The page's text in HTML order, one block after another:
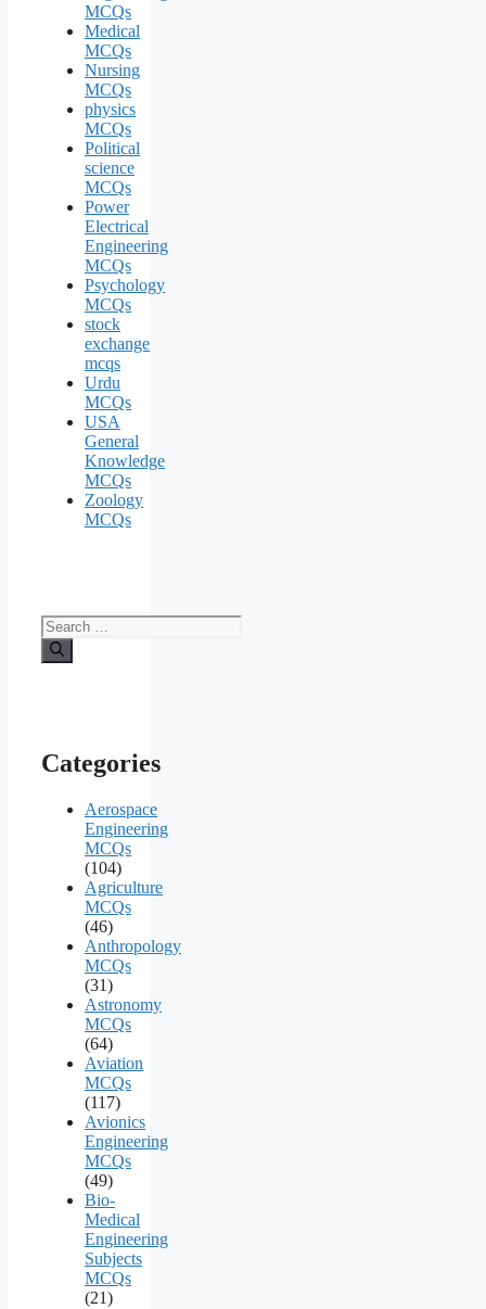
MCQs
Medical
MCQs
Nursing
MCQs
physics
MCQs
Political
science
MCQs
Power
Electrical
Engineering
MCQs
Psychology
MCQs
stock
exchange
mcqs
Urdu
MCQs
USA
General
Knowledge
MCQs
Zoology
MCQs
Search
for:
Categories
Aerospace
Engineering
MCQs
(104)
Agriculture
MCQs
(46)
Anthropology
MCQs
(31)
Astronomy
MCQs
(64)
Aviation
MCQs
(117)
Avionics
Engineering
MCQs
(49)
Bio-
Medical
Engineering
Subjects
MCQs
(21)